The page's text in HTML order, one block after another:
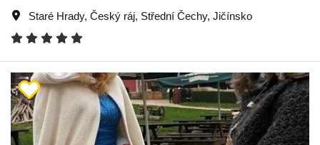
Staré Hrady, Český ráj, Střední Čechy, Jičínsko